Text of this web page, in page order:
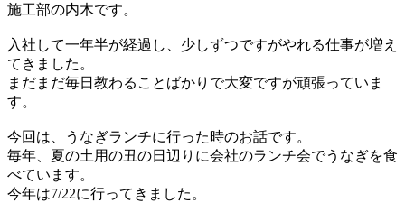
施工部の内木です。
入社して一年半が経過し、少しずつですがやれる仕事が増え
てきました。
まだまだ毎日教わることばかりで大変ですが頑張っていま
す。
今回は、うなぎランチに行った時のお話です。
毎年、夏の土用の丑の日辺りに会社のランチ会でうなぎを食
べています。
今年は7/22に行ってきました。